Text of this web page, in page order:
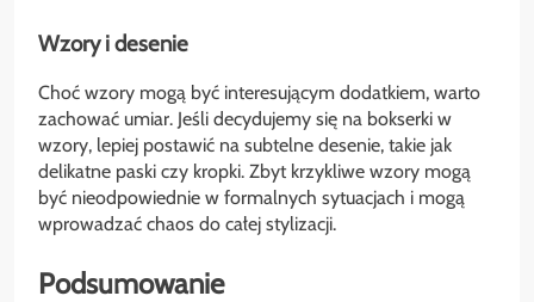
Wzory i desenie
Choć wzory mogą być interesującym dodatkiem, warto
zachować umiar. Jeśli decydujemy się na bokserki w
wzory, lepiej postawić na subtelne desenie, takie jak
delikatne paski czy kropki. Zbyt krzykliwe wzory mogą
być nieodpowiednie w formalnych sytuacjach i mogą
wprowadzać chaos do całej stylizacji.
Podsumowanie